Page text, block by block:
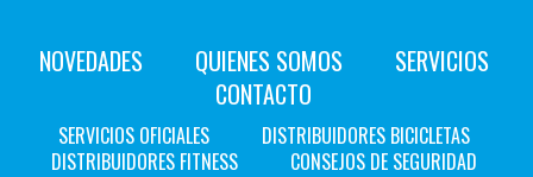
NOVEDADES QUIENES SOMOS
SERVICIOS
CONTACTO
SERVICIOS OFICIALES
DISTRIBUIDORES BICICLETAS
DISTRIBUIDORES FITNESS
CONSEJOS DE SEGURIDAD